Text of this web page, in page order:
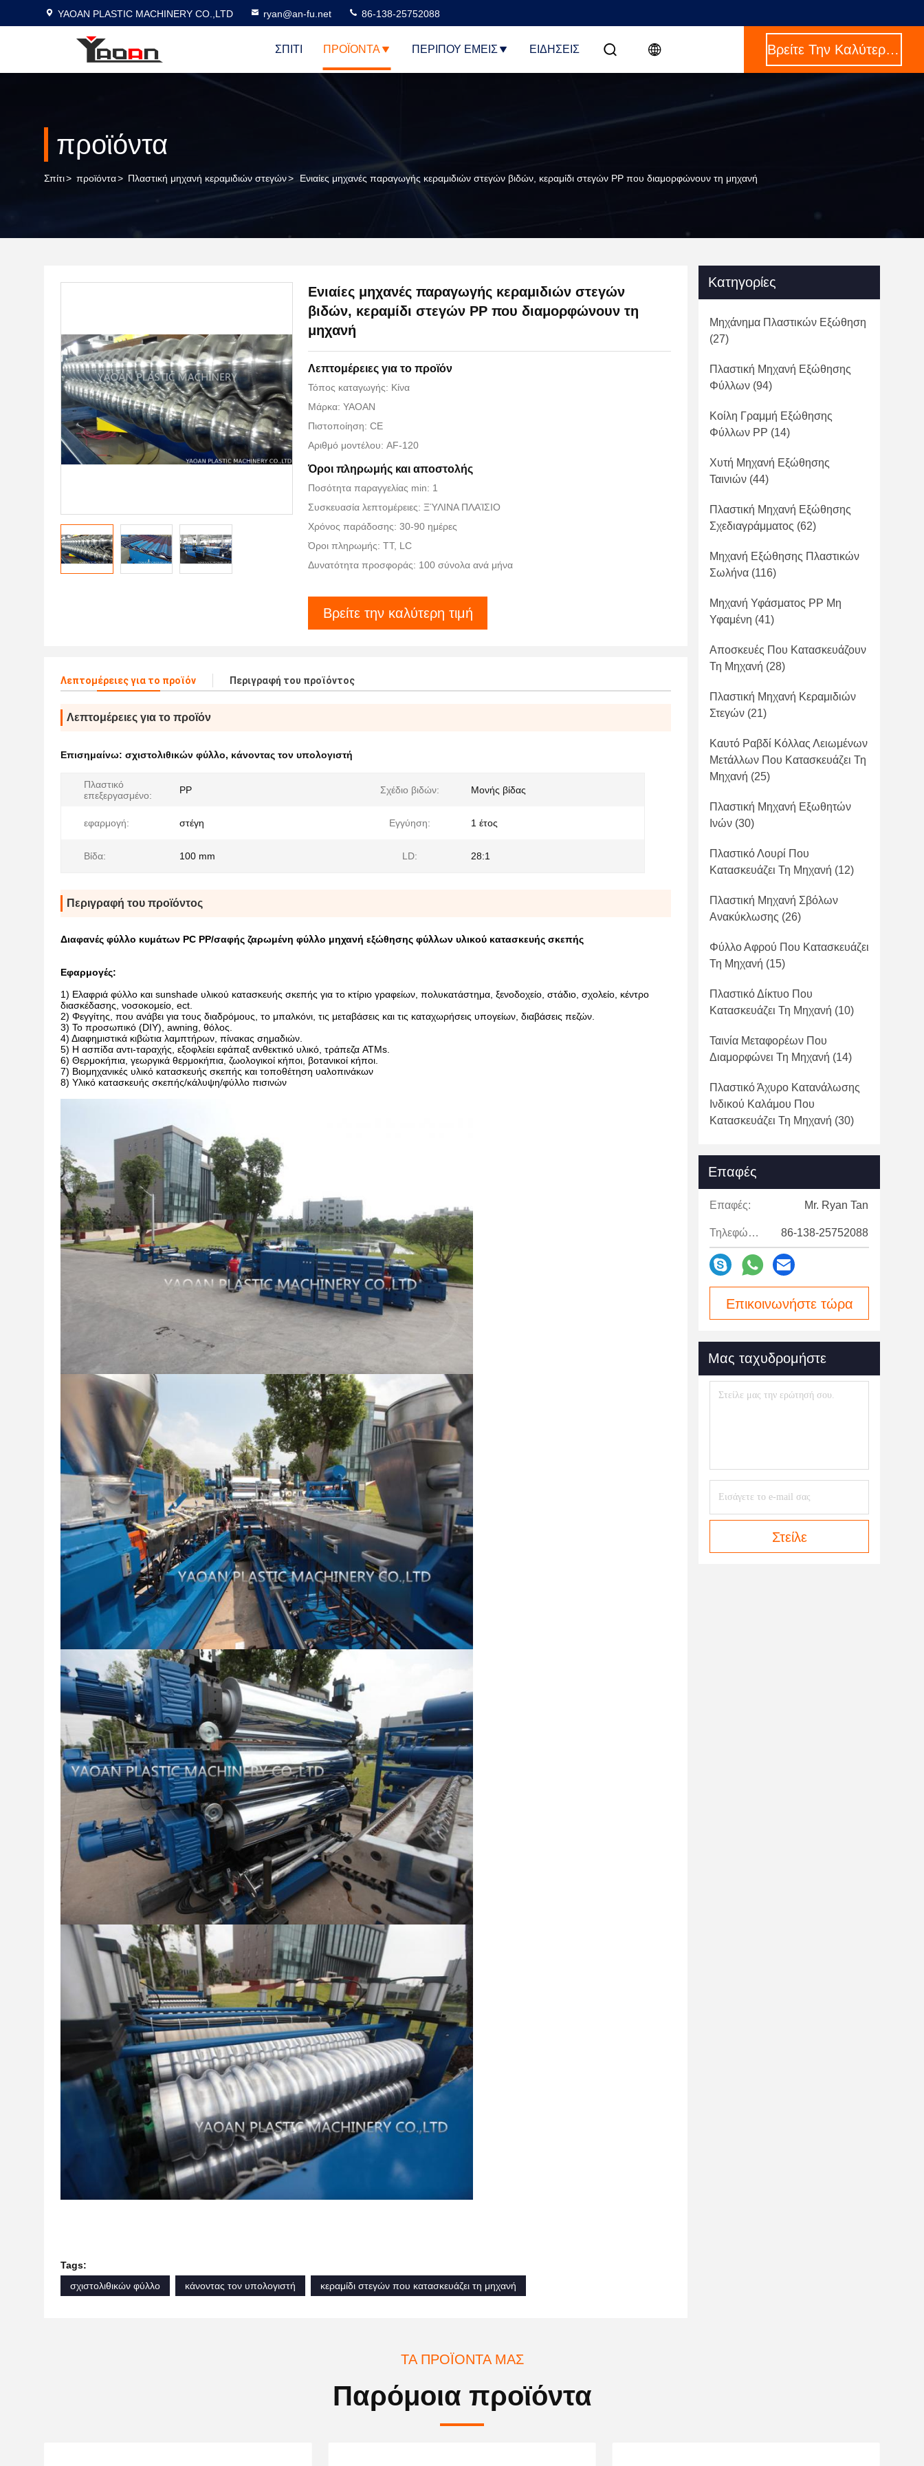
YAOAN PLASTIC MACHINERY CO.,LTD ryan@an-fu.net 86-138-25752088
ΣΠΊΤΙ ΠΡΟΪΌΝΤΑ ΠΕΡΊΠΟΥ ΕΜΕΊΣ ΕΙΔΗΣΕΙΣ Βρείτε Την Καλύτερη Τιμή
προϊόντα
Σπίτι> προϊόντα> Πλαστική μηχανή κεραμιδιών στεγών> Ενιαίες μηχανές παραγωγής κεραμιδιών στεγών βιδών, κεραμίδι στεγών PP που διαμορφώνουν τη μηχανή
Ενιαίες μηχανές παραγωγής κεραμιδιών στεγών
βιδών, κεραμίδι στεγών PP που διαμορφώνουν τη
μηχανή
Λεπτομέρειες για το προϊόν
Τόπος καταγωγής: Κίνα
Μάρκα: YAOAN
Πιστοποίηση: CE
Αριθμό μοντέλου: AF-120
Όροι πληρωμής και αποστολής
Ποσότητα παραγγελίας min: 1
Συσκευασία λεπτομέρειες: ΞΎΛΙΝΑ ΠΛΑΊΣΙΟ
Χρόνος παράδοσης: 30-90 ημέρες
Όροι πληρωμής: TT, LC
Δυνατότητα προσφοράς: 100 σύνολα ανά μήνα
Βρείτε την καλύτερη τιμή
Λεπτομέρειες για το προϊόν Περιγραφή του προϊόντος
Λεπτομέρειες για το προϊόν
Επισημαίνω: σχιστολιθικών φύλλο, κάνοντας τον υπολογιστή
Πλαστικό
επεξεργασμένο:
PP Σχέδιο βιδών: Μονής βίδας
εφαρμογή: στέγη Εγγύηση: 1 έτος
Βίδα: 100 mm LD: 28:1
Περιγραφή του προϊόντος
Διαφανές φύλλο κυμάτων PC PP/σαφής ζαρωμένη φύλλο μηχανή εξώθησης φύλλων υλικού κατασκευής σκεπής
Εφαρμογές:
1) Ελαφριά φύλλο και sunshade υλικού κατασκευής σκεπής για το κτίριο γραφείων, πολυκατάστημα, ξενοδοχείο, στάδιο, σχολείο, κέντρο
διασκέδασης, νοσοκομείο, ect.
2) Φεγγίτης, που ανάβει για τους διαδρόμους, το μπαλκόνι, τις μεταβάσεις και τις καταχωρήσεις υπογείων, διαβάσεις πεζών.
3) Το προσωπικό (DIY), awning, θόλος.
4) Διαφημιστικά κιβώτια λαμπτήρων, πίνακας σημαδιών.
5) Η ασπίδα αντι-ταραχής, εξοφλείει εφάπαξ ανθεκτικό υλικό, τράπεζα ATMs.
6) Θερμοκήπια, γεωργικά θερμοκήπια, ζωολογικοί κήποι, βοτανικοί κήποι.
7) Βιομηχανικές υλικό κατασκευής σκεπής και τοποθέτηση υαλοπινάκων
8) Υλικό κατασκευής σκεπής/κάλυψη/φύλλο πισινών
Tags:
σχιστολιθικών φύλλο
κάνοντας τον υπολογιστή κεραμίδι στεγών που κατασκευάζει τη μηχανή
Κατηγορίες
Μηχάνημα Πλαστικών Εξώθηση
(27)
Πλαστική Μηχανή Εξώθησης
Φύλλων (94)
Κοίλη Γραμμή Εξώθησης
Φύλλων PP (14)
Χυτή Μηχανή Εξώθησης
Ταινιών (44)
Πλαστική Μηχανή Εξώθησης
Σχεδιαγράμματος (62)
Μηχανή Εξώθησης Πλαστικών
Σωλήνα (116)
Μηχανή Υφάσματος PP Μη
Υφαμένη (41)
Αποσκευές Που Κατασκευάζουν
Τη Μηχανή (28)
Πλαστική Μηχανή Κεραμιδιών
Στεγών (21)
Καυτό Ραβδί Κόλλας Λειωμένων
Μετάλλων Που Κατασκευάζει Τη
Μηχανή (25)
Πλαστική Μηχανή Εξωθητών
Ινών (30)
Πλαστικό Λουρί Που
Κατασκευάζει Τη Μηχανή (12)
Πλαστική Μηχανή Σβόλων
Ανακύκλωσης (26)
Φύλλο Αφρού Που Κατασκευάζει
Τη Μηχανή (15)
Πλαστικό Δίκτυο Που
Κατασκευάζει Τη Μηχανή (10)
Ταινία Μεταφορέων Που
Διαμορφώνει Τη Μηχανή (14)
Πλαστικό Άχυρο Κατανάλωσης
Ινδικού Καλάμου Που
Κατασκευάζει Τη Μηχανή (30)
Επαφές
Επαφές: Mr. Ryan Tan
Τηλεφώνημα: 86-138-25752088
Επικοινωνήστε τώρα
Μας ταχυδρομήστε
Στείλε
ΤΑ ΠΡΟΪΌΝΤΑ ΜΑΣ
Παρόμοια προϊόντα